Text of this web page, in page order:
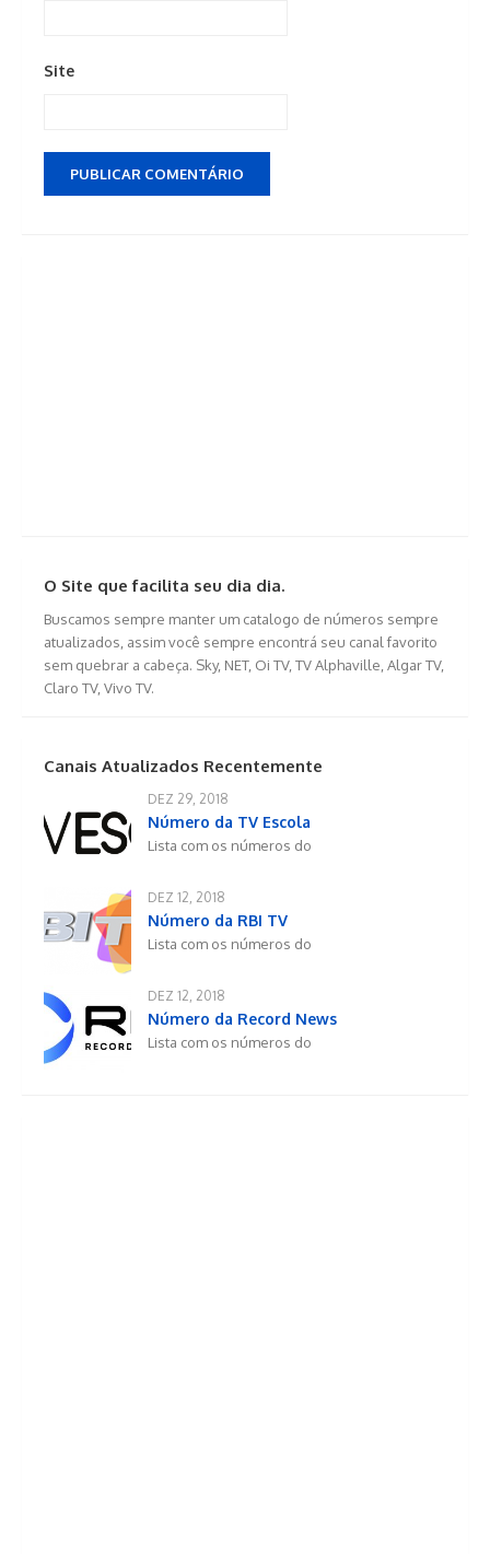
Site
O Site que facilita seu dia dia.
Buscamos sempre manter um catalogo de números sempre
atualizados, assim você sempre encontrá seu canal favorito
sem quebrar a cabeça. Sky, NET, Oi TV, TV Alphaville, Algar TV,
Claro TV, Vivo TV.
Canais Atualizados Recentemente
DEZ 29, 2018
Número da TV Escola
Lista com os números do
DEZ 12, 2018
Número da RBI TV
Lista com os números do
DEZ 12, 2018
Número da Record News
Lista com os números do